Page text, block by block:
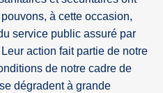
à cette occasion,
service public assuré par
action fait partie de notre
de notre cadre de
dégradent à grande